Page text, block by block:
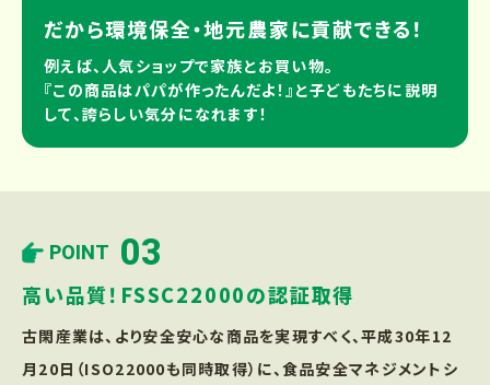
だから環境保全・地元農家に貢献できる！
例えば、人気ショップで家族とお買い物。
『この商品はパパが作ったんだよ！』と子どもたちに説明
して、誇らしい気分になれます！
POINT 03
高い品質！FSSC22000の認証取得
古閑産業は、より安全安心な商品を実現すべく、平成30年12
月20日（ISO22000も同時取得）に、食品安全マネジメントシ